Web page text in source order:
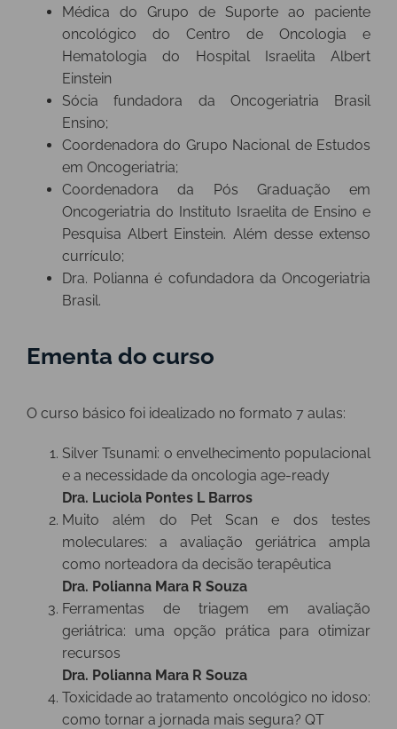
Médica do Grupo de Suporte ao paciente
oncológico do Centro de Oncologia e
Hematologia do Hospital Israelita Albert
Einstein
Sócia fundadora da Oncogeriatria Brasil
Ensino;
Coordenadora do Grupo Nacional de Estudos
em Oncogeriatria;
Coordenadora da Pós Graduação em
Oncogeriatria do Instituto Israelita de Ensino e
Pesquisa Albert Einstein. Além desse extenso
currículo;
Dra. Polianna é cofundadora da Oncogeriatria
Brasil.
Ementa do curso
O curso básico foi idealizado no formato 7 aulas:
Silver Tsunami: o envelhecimento populacional
e a necessidade da oncologia age-ready
Dra. Luciola Pontes L Barros
Muito além do Pet Scan e dos testes
moleculares: a avaliação geriátrica ampla
como norteadora da decisão terapêutica
Dra. Polianna Mara R Souza
Ferramentas de triagem em avaliação
geriátrica: uma opção prática para otimizar
recursos
Dra. Polianna Mara R Souza
Toxicidade ao tratamento oncológico no idoso:
como tornar a jornada mais segura? QT